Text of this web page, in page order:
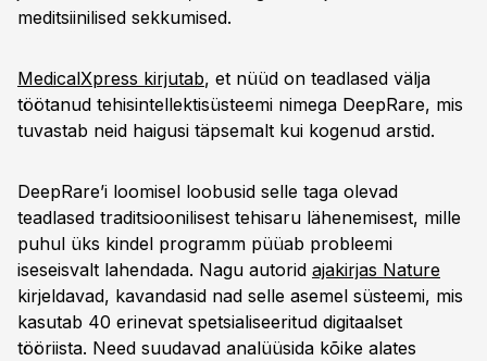
meditsiinilised sekkumised.
MedicalXpress kirjutab, et nüüd on teadlased välja
töötanud tehisintellektisüsteemi nimega DeepRare, mis
tuvastab neid haigusi täpsemalt kui kogenud arstid.
DeepRare’i loomisel loobusid selle taga olevad
teadlased traditsioonilisest tehisaru lähenemisest, mille
puhul üks kindel programm püüab probleemi
iseseisvalt lahendada. Nagu autorid ajakirjas Nature
kirjeldavad, kavandasid nad selle asemel süsteemi, mis
kasutab 40 erinevat spetsialiseeritud digitaalset
tööriista. Need suudavad analüüsida kõike alates